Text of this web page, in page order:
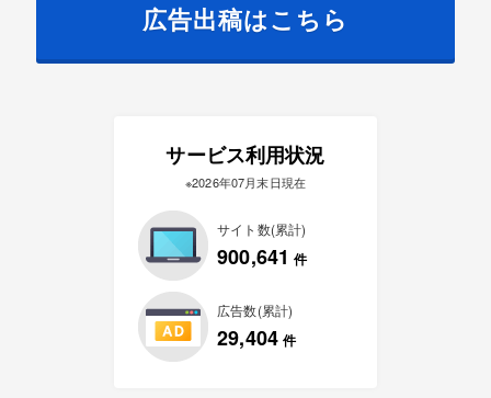
広告出稿はこちら
サービス利用状況
※2026年07月末日現在
サイト数(累計)
900,641 件
広告数(累計)
29,404 件